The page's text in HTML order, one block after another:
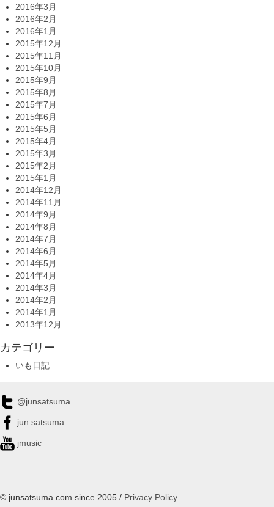
2016年3月
2016年2月
2016年1月
2015年12月
2015年11月
2015年10月
2015年9月
2015年8月
2015年7月
2015年6月
2015年5月
2015年4月
2015年3月
2015年2月
2015年1月
2014年12月
2014年11月
2014年9月
2014年8月
2014年7月
2014年6月
2014年5月
2014年4月
2014年3月
2014年2月
2014年1月
2013年12月
カテゴリー
いも日記
@junsatsuma
jun.satsuma
jmusic
© junsatsuma.com since 2005 / Privacy Policy